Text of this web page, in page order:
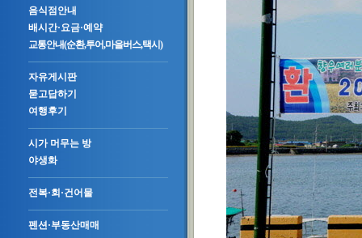
음식점안내
배시간·요금·예약
교통안내(순환,투어,마을버스,택시)
자유게시판
묻고답하기
여행후기
시가 머무는 방
야생화
전복·회·건어물
펜션·부동산매매